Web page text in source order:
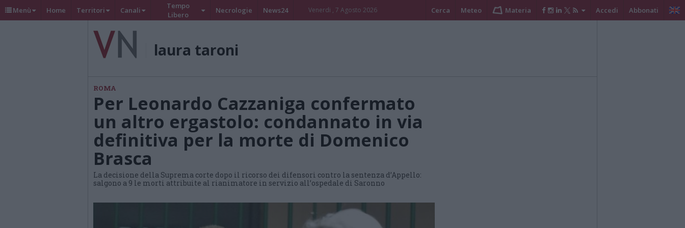
Menù Home Territori Canali
Tempo
Libero
Necrologie News24 Venerdi , 7 Agosto 2026 Cerca Meteo Materia Accedi Abbonati
laura taroni
ROMA
Per Leonardo Cazzaniga confermato
un altro ergastolo: condannato in via
definitiva per la morte di Domenico
Brasca
La decisione della Suprema corte dopo il ricorso dei difensori contro la sentenza d’Appello:
salgono a 9 le morti attribuite al rianimatore in servizio all’ospedale di Saronno